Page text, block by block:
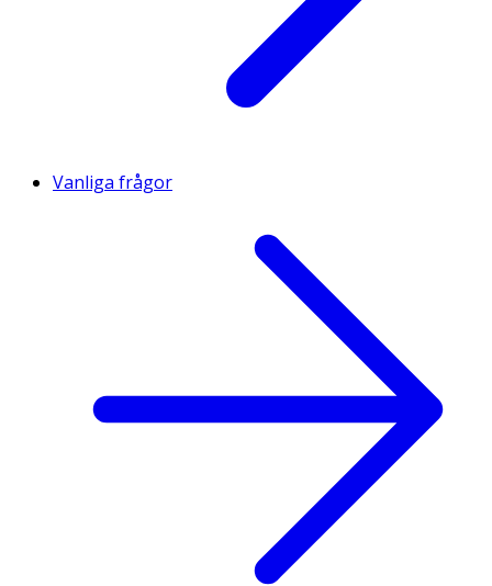
Vanliga frågor